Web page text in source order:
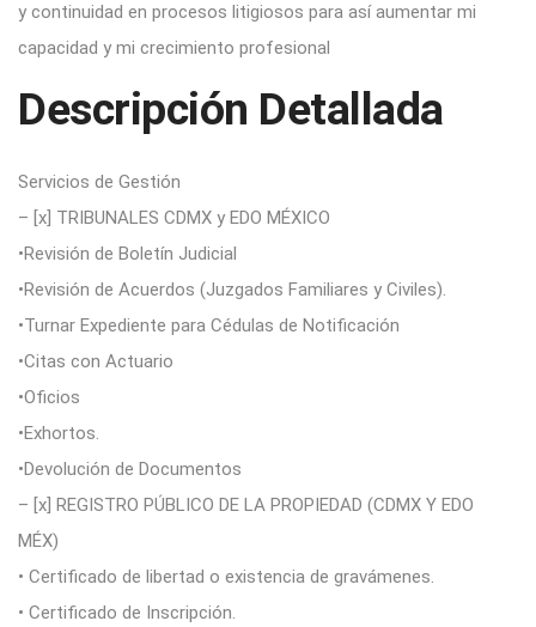
y continuidad en procesos litigiosos para así aumentar mi
capacidad y mi crecimiento profesional
Descripción Detallada
Servicios de Gestión
– [x] TRIBUNALES CDMX y EDO MÉXICO
•Revisión de Boletín Judicial
•Revisión de Acuerdos (Juzgados Familiares y Civiles).
•Turnar Expediente para Cédulas de Notificación
•Citas con Actuario
•Oficios
•Exhortos.
•Devolución de Documentos
– [x] REGISTRO PÚBLICO DE LA PROPIEDAD (CDMX Y EDO
MÉX)
• Certificado de libertad o existencia de gravámenes.
• Certificado de Inscripción.